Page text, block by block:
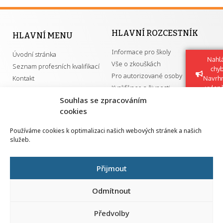
Souhlas se zpracováním
cookies
Používáme cookies k optimalizaci našich webových stránek a našich
služeb.
Přijmout
Odmítnout
Předvolby
HLAVNÍ MENU
Úvodní stránka
Seznam profesních kvalifikací
Kontakt
HLAVNÍ ROZCESTNÍK
Informace pro školy
Vše o zkouškách
Pro autorizované osoby
Kvalifikace a živnosti
GDPR
Národní pedagogický institut ČR
Senovážné náměstí 25
110 00 Praha 1